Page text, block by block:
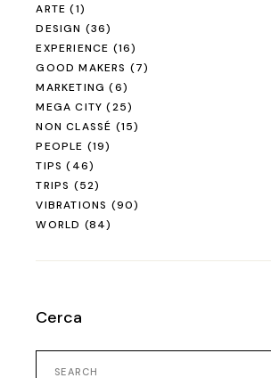
ARTE (1)
DESIGN (36)
EXPERIENCE (16)
GOOD MAKERS (7)
MARKETING (6)
MEGA CITY (25)
NON CLASSÉ (15)
PEOPLE (19)
TIPS (46)
TRIPS (52)
VIBRATIONS (90)
WORLD (84)
Cerca